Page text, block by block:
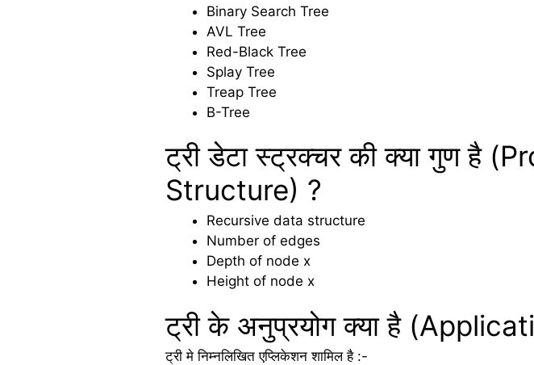
Binary Search Tree
AVL Tree
Red-Black Tree
Splay Tree
Treap Tree
B-Tree
ट्री डेटा स्ट्रक्चर की क्या गुण है
Structure) ?
Recursive data structure
Number of edges
Depth of node x
Height of node x
ट्री के अनुप्रयोग क्या है
ट्री मे निम्नलिखित एप्लिकेशन शामिल है :-